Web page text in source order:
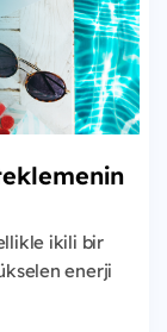
ikili bir
enerji